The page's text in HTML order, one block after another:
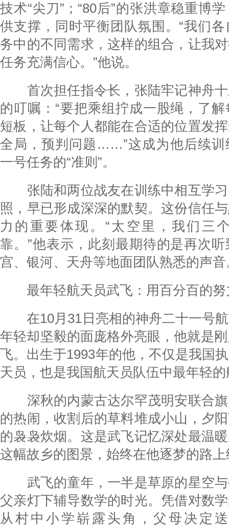
技术“尖刀”；“80后”的张洪章稳重博
供支撑，同时平衡团队氛围。“我们
务中的不同需求，这样的组合，让我
任务充满信心。”他说。
首次担任指令长，张陆牢记神舟十
的叮嘱：“要把乘组拧成一股绳，了
短板，让每个人都能在合适的位置发
全局，预判问题……”这成为他后续训
一号任务的“准则”。
张陆和两位战友在训练中相互学习
照，早已形成深深的默契。这份信任
力的重要体现。“太空里，我们三
靠。”他表示，此刻最期待的是再次
宫、银河、天舟等地面团队熟悉的声音
最年轻航天员武飞：用百分百的努
在10月31日亮相的神舟二十一号航
年轻却坚毅的面庞格外亮眼，他就是
飞。出生于1993年的他，不仅是我国
天员，也是我国航天员队伍中最年轻
深秋的内蒙古达尔罕茂明安联合旗
的热闹，收割后的草料堆成小山，夕
的袅袅炊烟。这是武飞记忆深处最温
这幅故乡的图景，始终在他逐梦的路
武飞的童年，一半是草原的星空与
父亲灯下辅导数学的时光。凭借对数
从村中小学崭露头角，父母决定